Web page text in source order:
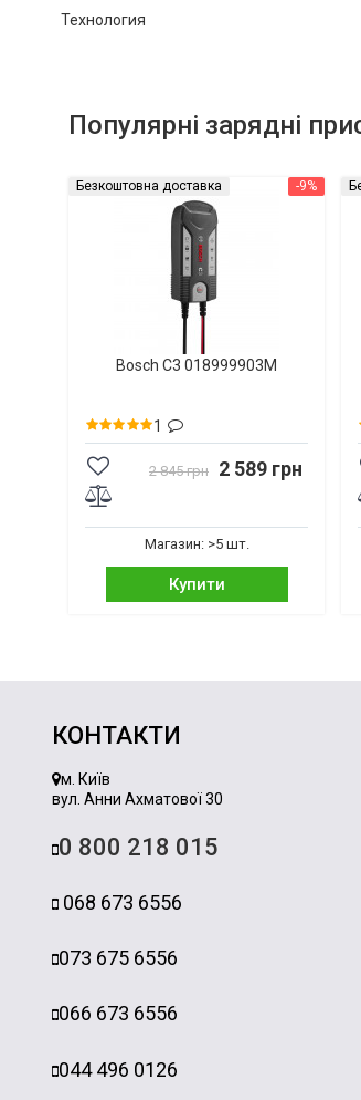
Технология
Популярні зарядні
-9%
Безкоштовна доставка
Bosch C3 018999903M
1
2 845 грн 2 589 грн
Магазин: >5 шт.
Купити
КОНТАКТИ
м. Київ
вул. Анни Ахматової 30
0 800 218 015
068 673 6556
073 675 6556
066 673 6556
044 496 0126